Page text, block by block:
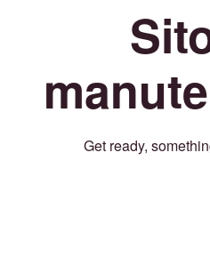
Get ready,